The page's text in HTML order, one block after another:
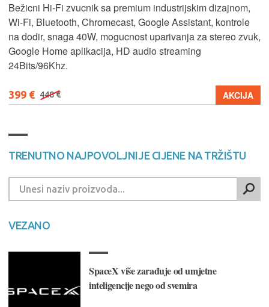
Bežicni Hi-Fi zvucnik sa premium industrijskim dizajnom,
Wi-Fi, Bluetooth, Chromecast, Google Assistant, kontrole
na dodir, snaga 40W, mogucnost uparivanja za stereo zvuk,
Google Home aplikacija, HD audio streaming
24Bits/96Khz.
399 € 448 € AKCIJA
TRENUTNO NAJPOVOLJNIJE CIJENE NA TRŽIŠTU
VEZANO
SpaceX više zarađuje od umjetne
inteligencije nego od svemira